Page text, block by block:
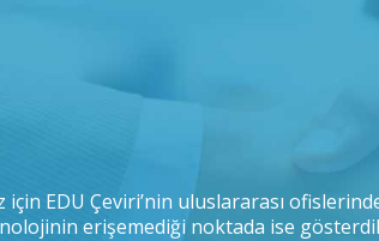
EDU Çeviri’nin uluslararası
erişemediği noktada ise